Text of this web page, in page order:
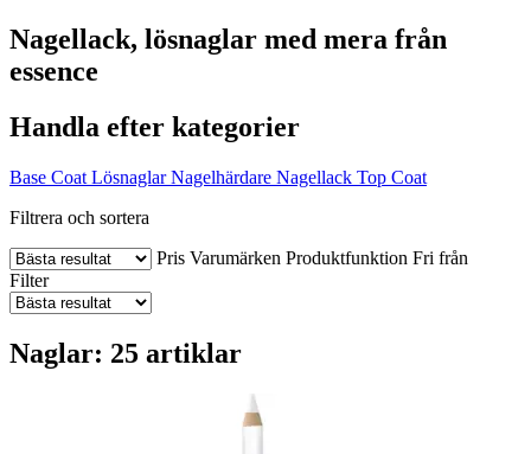
Nagellack, lösnaglar med mera från
essence
Handla efter kategorier
Base Coat Lösnaglar Nagelhärdare Nagellack Top Coat
Filtrera och sortera
Pris Varumärken Produktfunktion Fri från
Filter
Naglar: 25 artiklar